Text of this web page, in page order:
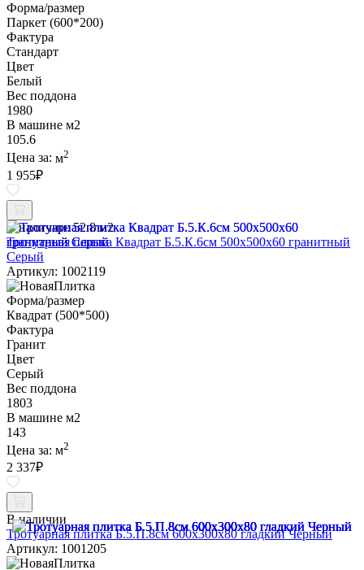
Форма/размер
Паркет (600*200)
Фактура
Стандарт
Цвет
Белый
Вес поддона
1980
В машине м2
105.6
Цена за: м2
1 955₽
В наличии: 52.8 м2
Тротуарная плитка Квадрат Б.5.К.6см 500х500х60 гранитный
Серый
Артикул: 1002119
Форма/размер
Квадрат (500*500)
Фактура
Гранит
Цвет
Серый
Вес поддона
1803
В машине м2
143
Цена за: м2
2 337₽
В наличии
Тротуарная плитка Б.5.П.8см 600х300х80 гладкий Черный
Артикул: 1001205